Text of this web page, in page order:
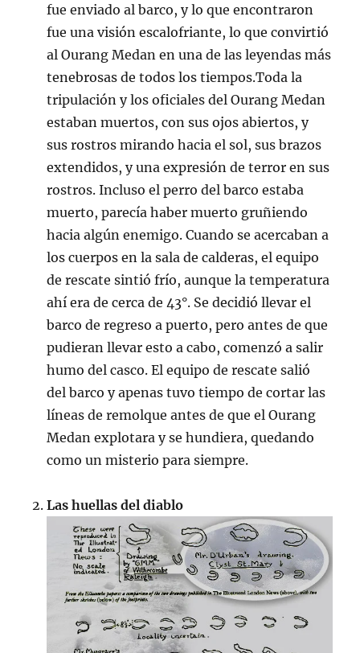
fue enviado al barco, y lo que encontraron
fue una visión escalofriante, lo que convirtió
al Ourang Medan en una de las leyendas más
tenebrosas de todos los tiempos.Toda la
tripulación y los oficiales del Ourang Medan
estaban muertos, con sus ojos abiertos, y
sus rostros mirando hacia el sol, sus brazos
extendidos, y una expresión de terror en sus
rostros. Incluso el perro del barco estaba
muerto, parecía haber muerto gruñiendo
hacia algún enemigo. Cuando se acercaban a
los cuerpos en la sala de calderas, el equipo
de rescate sintió frío, aunque la temperatura
ahí era de cerca de 43°. Se decidió llevar el
barco de regreso a puerto, pero antes de que
pudieran llevar esto a cabo, comenzó a salir
humo del casco. El equipo de rescate salió
del barco y apenas tuvo tiempo de cortar las
líneas de remolque antes de que el Ourang
Medan explotara y se hundiera, quedando
como un misterio para siempre.
Las huellas del diablo